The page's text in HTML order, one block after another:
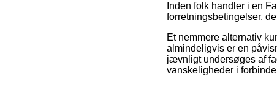
Inden folk handler i en
forretningsbetingelser,
Et nemmere alternativ
almindeligvis er en
jævnligt undersøges af
vanskeligheder i